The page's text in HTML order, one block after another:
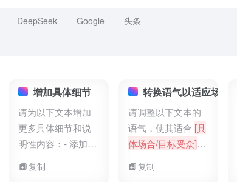
DeepSeek Google 头条
冗余 增加具体细节
请为以下文本增加
更多具体细节和说
明性内容：- 添加相
景- 提供更具体的数
复制
转换语气以适应场合
请调整以下文本的
语气，使其适合 [具
体场合/目标受众]
[正式/非正式/专业/
复制